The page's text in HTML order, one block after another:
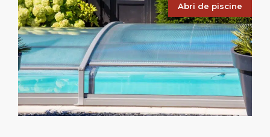
Abri de piscine